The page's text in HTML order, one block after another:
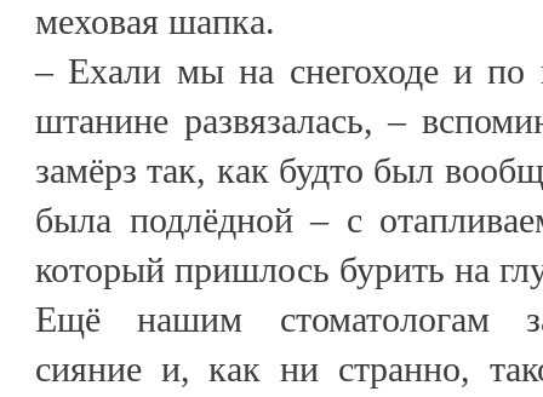
меховая шапка.
– Ехали мы на снегоходе и по
штанине развязалась, –
замёрз так, как будто был
была подлёдной – с
который пришлось бурить на
Ещё нашим стоматологам
сияние и, как ни странно,